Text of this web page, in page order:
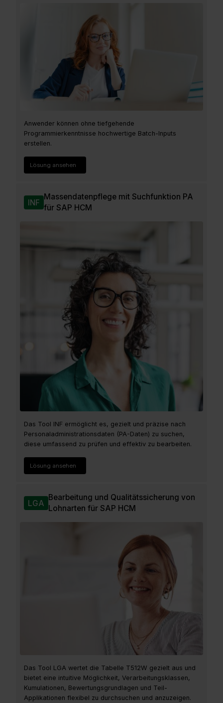
Anwender können ohne tiefgehende
Programmierkenntnisse hochwertige Batch-Inputs
erstellen.
Lösung ansehen
INF
Massendatenpflege mit Suchfunktion PA
für SAP HCM
Das Tool INF ermöglicht es, gezielt und präzise nach
Personaladministrationsdaten (PA-Daten) zu suchen,
diese umfassend zu prüfen und effektiv zu bearbeiten.
Lösung ansehen
LGA
Bearbeitung und Qualitätssicherung von
Lohnarten für SAP HCM
Das Tool LGA wertet die Tabelle T512W gezielt aus und
bietet eine intuitive Möglichkeit, Verarbeitungsklassen,
Kumulationen, Bewertungsgrundlagen und Teil-
Applikationen flexibel zu durchsuchen und anzuzeigen.